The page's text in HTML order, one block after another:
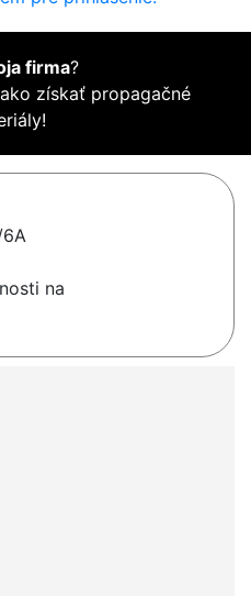
firma?
získať propagačné
na